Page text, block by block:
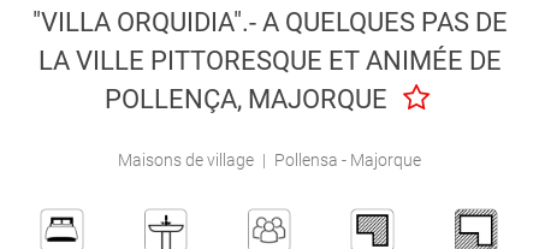
Engel & Völkers Holiday Villas
Attention au client
"VILLA ORQUIDIA".- A QUELQUES PAS DE
LA VILLE PITTORESQUE ET ANIMÉE DE
POLLENÇA, MAJORQUE
Maisons de village | Pollensa - Majorque